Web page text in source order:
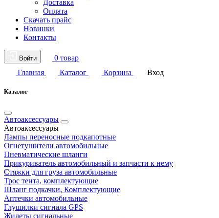
Доставка
Оплата
Скачать прайс
Новинки
Контакты
Войти
0 товар
Главная
Каталог Корзина Вход
Каталог
Автоаксессуары
Автоаксессуары
Лампы переносные подкапотные
Огнетушители автомобильные
Пневматические шланги
Прикуриватель автомобильный и запчасти к нему
Стяжки для груза автомобильные
Трос тента, комплектующие
Шланг подкачки, Комплектующие
Аптечки автомобильные
Глушилки сигнала GPS
Жилеты сигнальные